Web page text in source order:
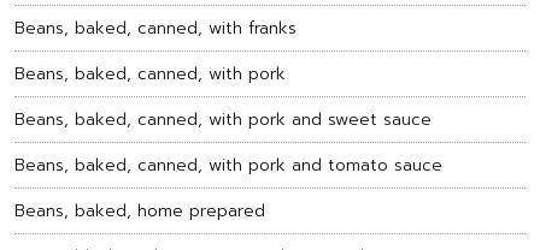
Beans, baked, canned, with franks
Beans, baked, canned, with pork
Beans, baked, canned, with pork and sweet sauce
Beans, baked, canned, with pork and tomato sauce
Beans, baked, home prepared